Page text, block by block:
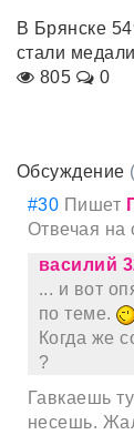
В Брянске
стали
805
0
Обсуждение
#30 Пишет
Отвечая на
василий
... и вот
по теме.
Когда же
?
Гавкаешь
несешь.